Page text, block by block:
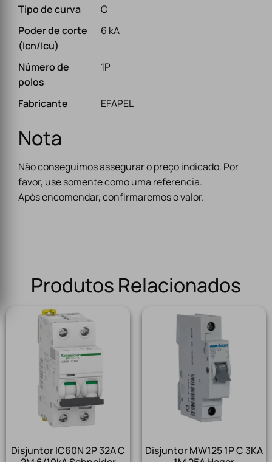
Tipo de curva
C
Poder de corte
(Icn/Icu)
6 kA
Número de
polos
1P
Fabricante EFAPEL
Nota
Não conseguimos assegurar o preço indicado. Por
favor, use somente como uma referencia.
Após encomendar, confirmaremos o valor.
Produtos Relacionados
Disjuntor IC60N 2P 32A C
Disjuntor MW125 1P C 3KA